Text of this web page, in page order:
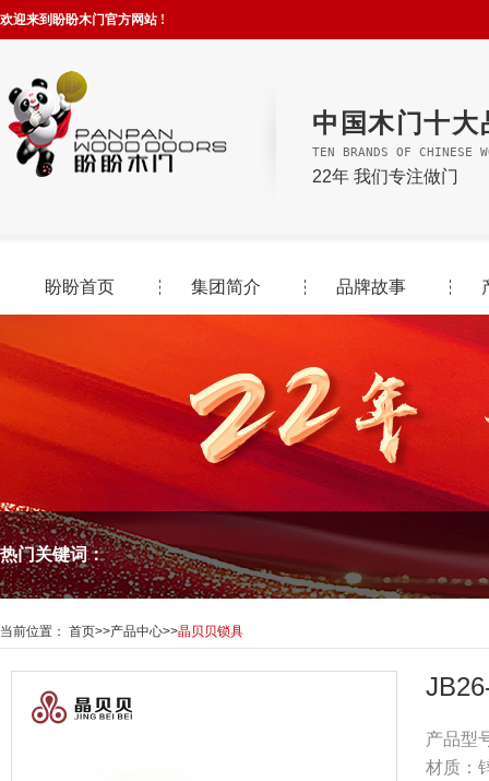
欢迎来到盼盼木门官方网站 !
中国木门十大
TEN BRANDS OF CHINESE
22年 我们专注做门
盼盼首页 集团简介 品牌故事
热门关键词：
当前位置： 首页>>产品中心>>晶贝贝锁具
产品型
材质：